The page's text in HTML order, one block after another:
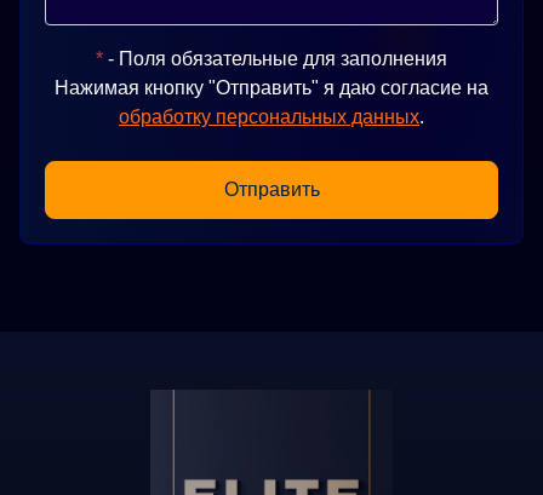
* - Поля обязательные для заполнения
Нажимая кнопку "Отправить" я даю согласие на
обработку персональных данных.
Отправить